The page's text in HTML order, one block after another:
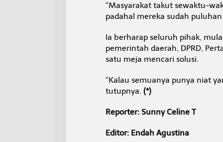
“Masyarakat takut sewaktu-
padahal mereka sudah
Ia berharap seluruh pihak,
pemerintah daerah, DPRD,
satu meja mencari solusi.
“Kalau semuanya punya niat
tutupnya. (*)
Reporter: Sunny Celine T
Editor: Endah Agustina